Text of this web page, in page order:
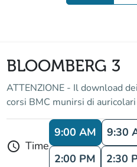
BLOOMBERG 3
ATTENZIONE - Il download
corsi BMC munirsi di auricolari
schedule Time
9:00 AM 9:30
2:00 PM
2:30